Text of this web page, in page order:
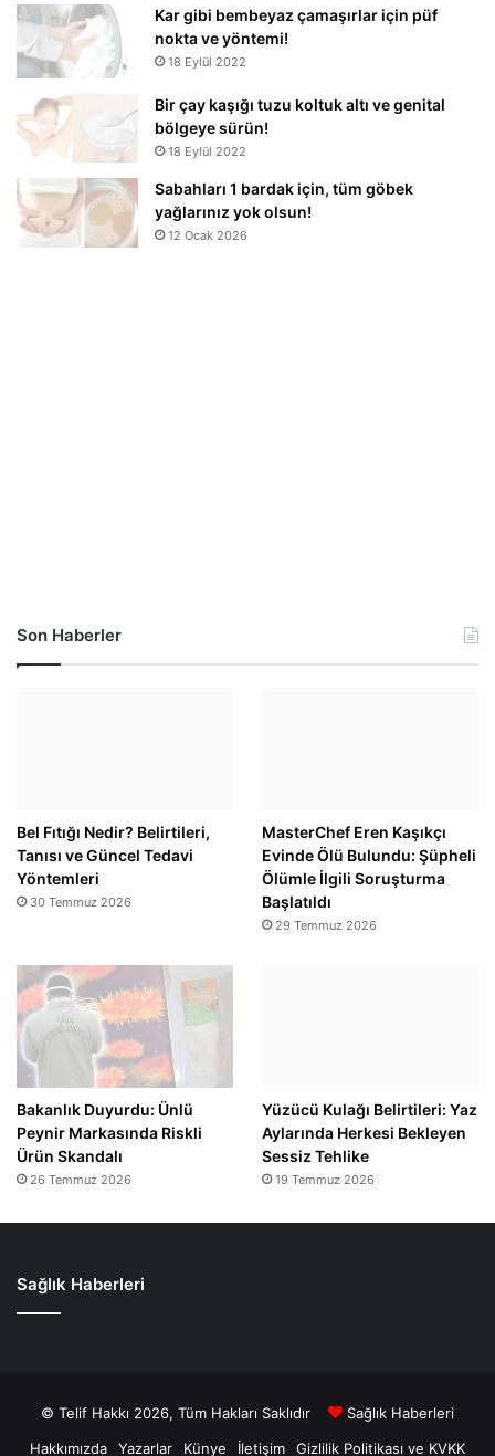
Kar gibi bembeyaz çamaşırlar için püf
nokta ve yöntemi!
18 Eylül 2022
Bir çay kaşığı tuzu koltuk altı ve genital
bölgeye sürün!
18 Eylül 2022
Sabahları 1 bardak için, tüm göbek
yağlarınız yok olsun!
12 Ocak 2026
Son Haberler
Bel Fıtığı Nedir? Belirtileri,
Tanısı ve Güncel Tedavi
Yöntemleri
30 Temmuz 2026
MasterChef Eren Kaşıkçı
Evinde Ölü Bulundu: Şüpheli
Ölümle İlgili Soruşturma
Başlatıldı
29 Temmuz 2026
Bakanlık Duyurdu: Ünlü
Peynir Markasında Riskli
Ürün Skandalı
26 Temmuz 2026
Yüzücü Kulağı Belirtileri: Yaz
Aylarında Herkesi Bekleyen
Sessiz Tehlike
19 Temmuz 2026
Sağlık Haberleri
© Telif Hakkı 2026, Tüm Hakları Saklıdır
Sağlık Haberleri
Hakkımızda
Yazarlar Künye İletişim Gizlilik Politikası ve KVKK